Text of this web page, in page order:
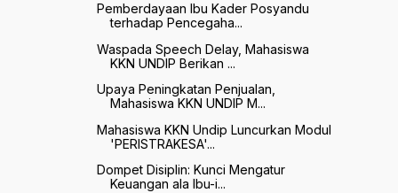
Pemberdayaan Ibu Kader Posyandu
terhadap Pencegaha...
Waspada Speech Delay, Mahasiswa
KKN UNDIP Berikan ...
Upaya Peningkatan Penjualan,
Mahasiswa KKN UNDIP M...
Mahasiswa KKN Undip Luncurkan Modul
'PERISTRAKESA'...
Dompet Disiplin: Kunci Mengatur
Keuangan ala Ibu-i...